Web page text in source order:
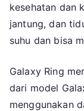
kesehatan dan
jantung, dan
suhu dan bisa
Galaxy Ring
dari model
menggunakan